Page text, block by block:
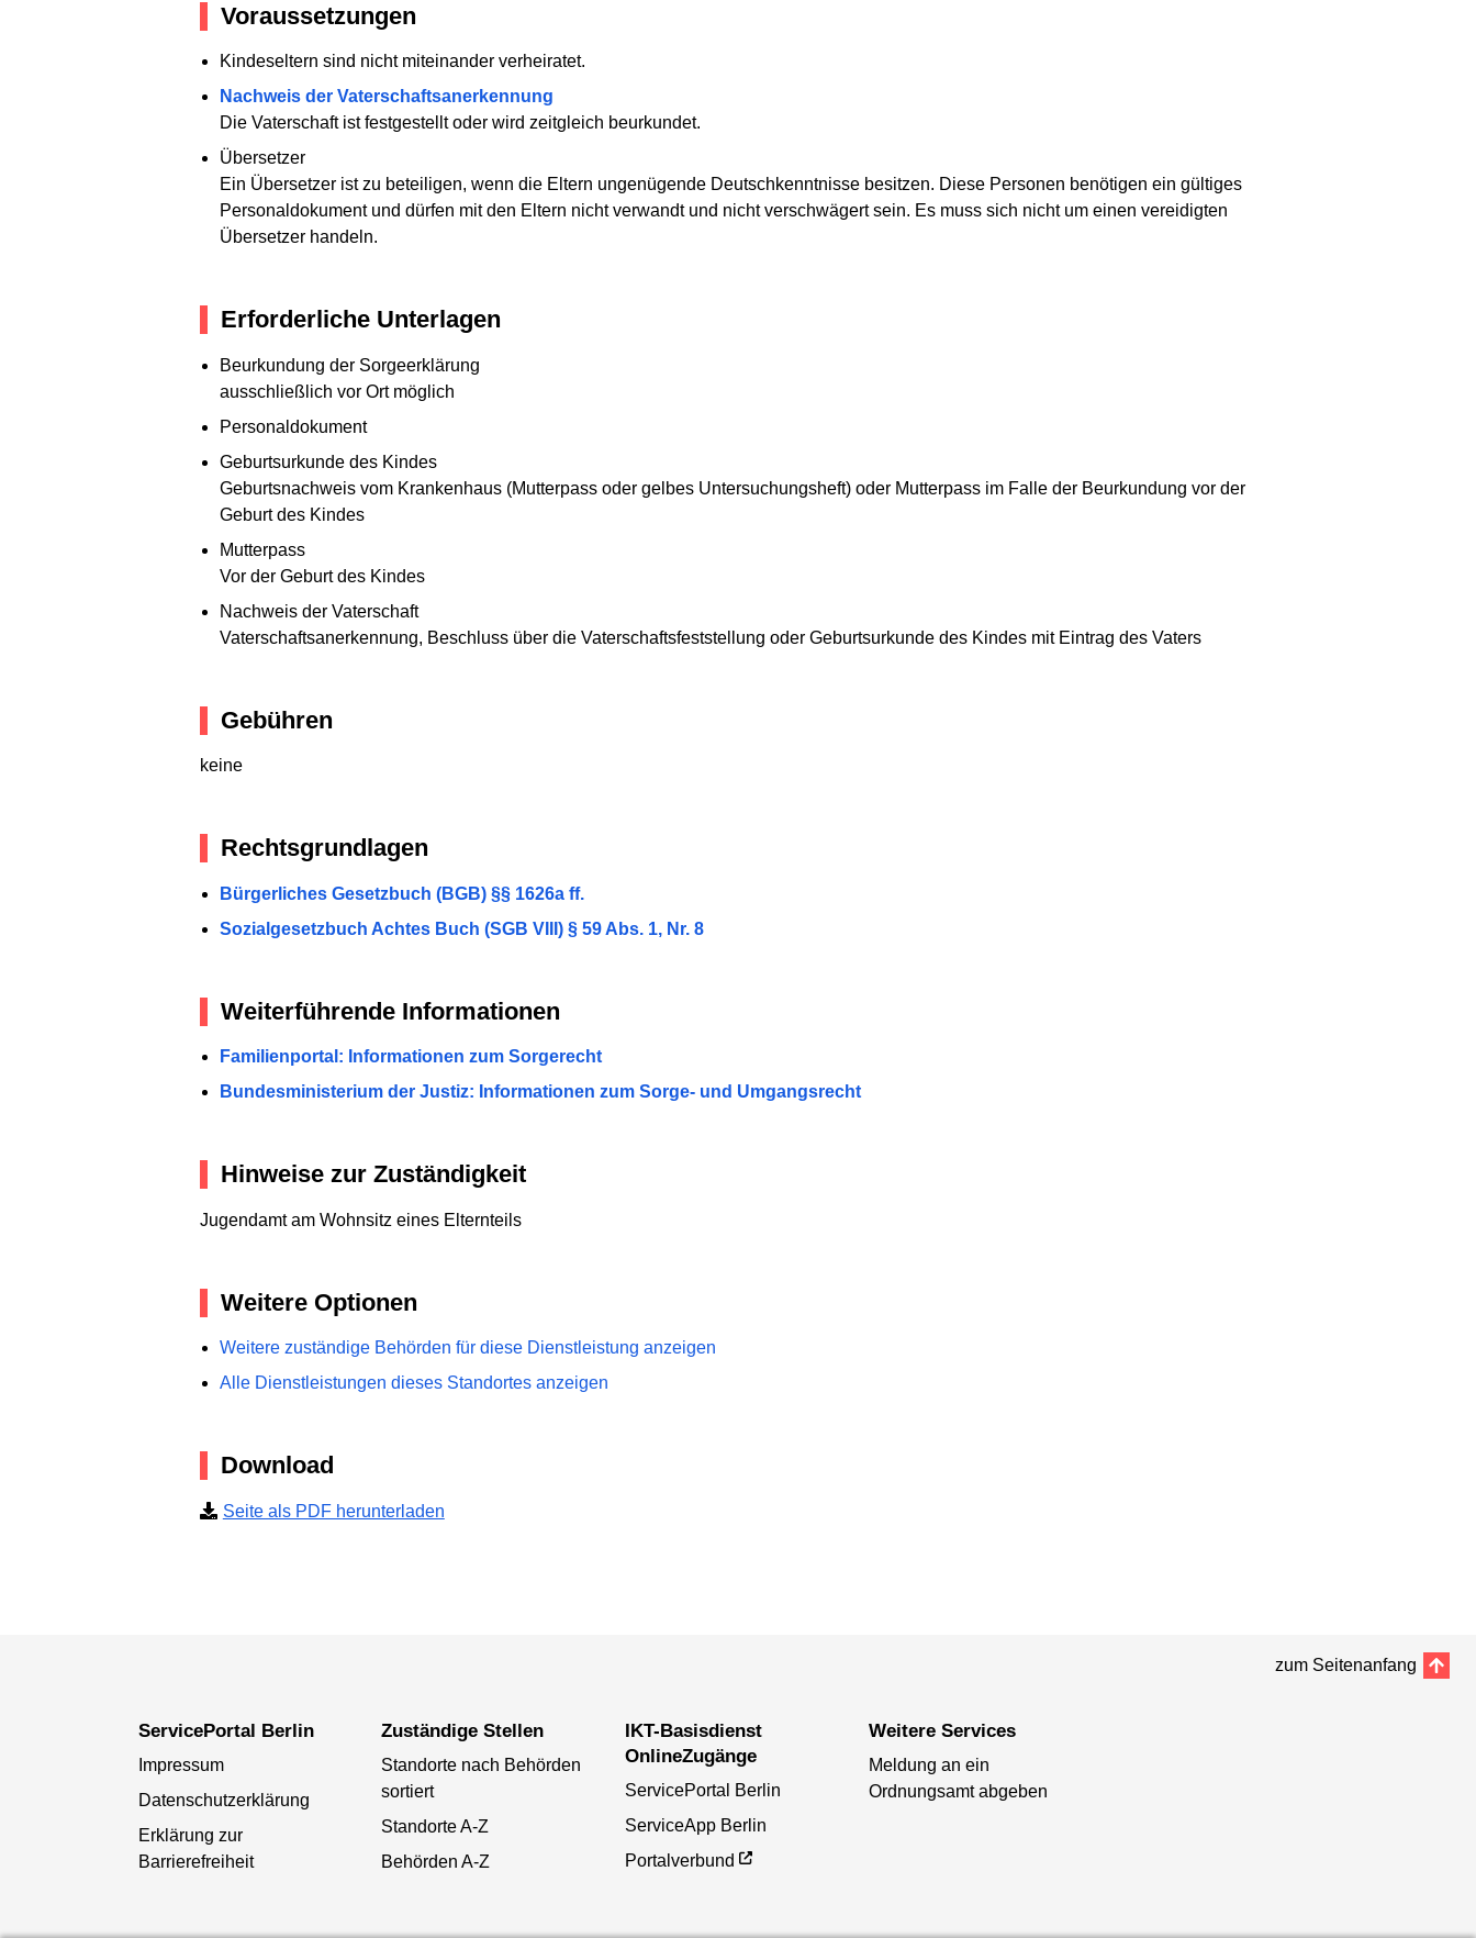
Voraussetzungen
Kindeseltern sind nicht miteinander verheiratet.
Nachweis der Vaterschaftsanerkennung
Die Vaterschaft ist festgestellt oder wird zeitgleich beurkundet.
Übersetzer
Ein Übersetzer ist zu beteiligen, wenn die Eltern ungenügende Deutschkenntnisse besitzen. Diese Personen benötigen ein gültiges
Personaldokument und dürfen mit den Eltern nicht verwandt und nicht verschwägert sein. Es muss sich nicht um einen vereidigten
Übersetzer handeln.
Erforderliche Unterlagen
Beurkundung der Sorgeerklärung
ausschließlich vor Ort möglich
Personaldokument
Geburtsurkunde des Kindes
Geburtsnachweis vom Krankenhaus (Mutterpass oder gelbes Untersuchungsheft) oder Mutterpass im Falle der Beurkundung vor der
Geburt des Kindes
Mutterpass
Vor der Geburt des Kindes
Nachweis der Vaterschaft
Vaterschaftsanerkennung, Beschluss über die Vaterschaftsfeststellung oder Geburtsurkunde des Kindes mit Eintrag des Vaters
Gebühren
keine
Rechtsgrundlagen
Bürgerliches Gesetzbuch (BGB) §§ 1626a ff.
Sozialgesetzbuch Achtes Buch (SGB VIII) § 59 Abs. 1, Nr. 8
Weiterführende Informationen
Familienportal: Informationen zum Sorgerecht
Bundesministerium der Justiz: Informationen zum Sorge- und Umgangsrecht
Hinweise zur Zuständigkeit
Jugendamt am Wohnsitz eines Elternteils
Weitere Optionen
Weitere zuständige Behörden für diese Dienstleistung anzeigen
Alle Dienstleistungen dieses Standortes anzeigen
Download
Seite als PDF herunterladen
zum Seitenanfang
ServicePortal Berlin
Impressum
Datenschutzerklärung
Erklärung zur
Barrierefreiheit
Zuständige Stellen
Standorte nach Behörden
sortiert
Standorte A-Z
Behörden A-Z
IKT-Basisdienst
OnlineZugänge
ServicePortal Berlin
ServiceApp Berlin
Portalverbund
Weitere Services
Meldung an ein
Ordnungsamt abgeben